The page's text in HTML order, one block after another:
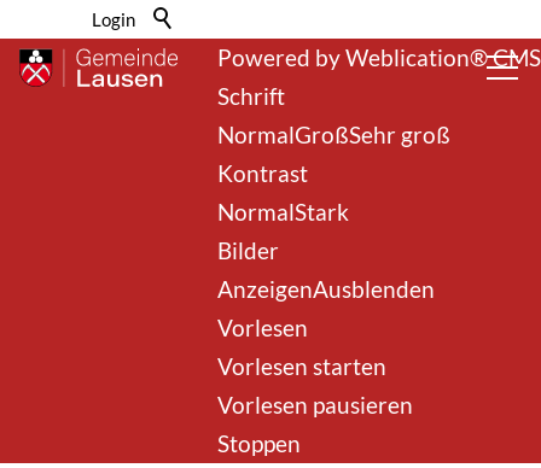
Powered by Weblication® CMS
Schrift
NormalGroßSehr groß
Kontrast
NormalStark
Bilder
AnzeigenAusblenden
Vorlesen
Vorlesen starten
Vorlesen pausieren
Stoppen
Login
Kanton Basel-
Landschaft erlässt
Feuerverbot im Wald
und an Waldrändern